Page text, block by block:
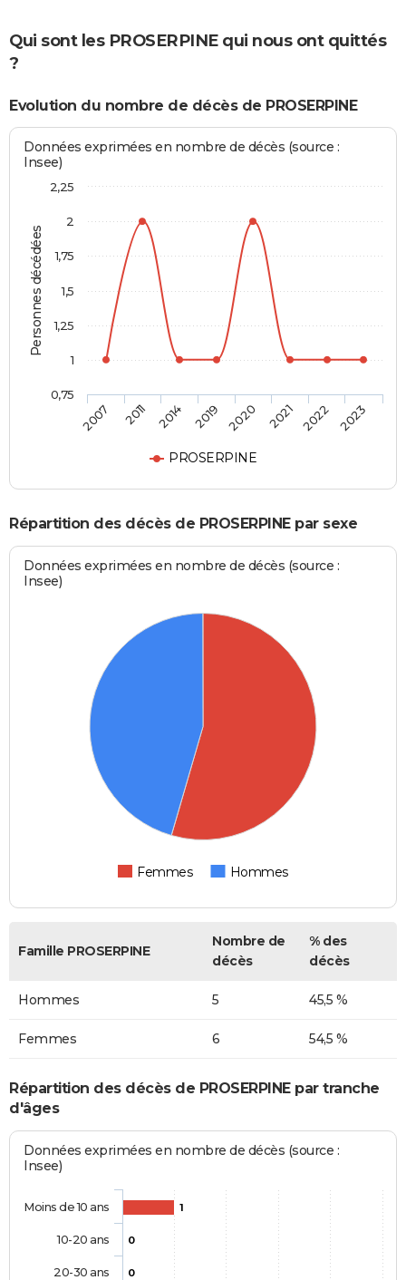
Qui sont les PROSERPINE qui nous ont quittés
?
Evolution du nombre de décès de PROSERPINE
Personnes décédées
Données exprimées en nombre de décès (source :
Insee)
PROSERPINE
2007 2011 2014 2019 2020 2021 2022 2023
0,75
1
1,25
1,5
1,75
2
2,25
Répartition des décès de PROSERPINE par sexe
Données exprimées en nombre de décès (source :
Insee)
Femmes Hommes
Famille PROSERPINE
Nombre de
décès
% des
décès
Hommes 5 45,5 %
Femmes 6 54,5 %
Répartition des décès de PROSERPINE par tranche
d'âges
Données exprimées en nombre de décès (source :
Insee)
1
0
0
Moins de 10 ans
10-20 ans
20-30 ans